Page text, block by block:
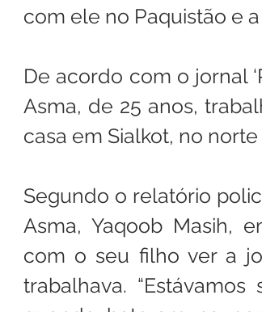
com ele no Paquistão e
De acordo com o jornal
Asma, de 25 anos,
casa em Sialkot, no norte
Segundo o relatório
Asma, Yaqoob Masih,
com o seu filho ver a
trabalhava.